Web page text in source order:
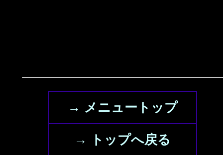
→ メニュートップ
→ トップへ戻る